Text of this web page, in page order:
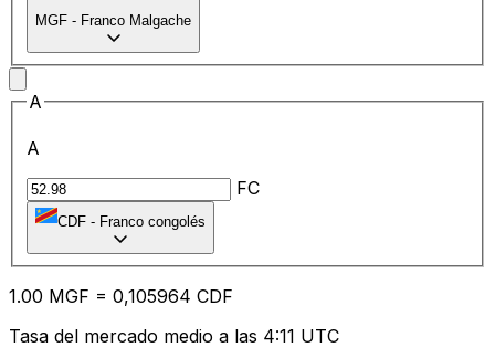
MGF - Franco Malgache
A
A
FC
CDF - Franco congolés
1.00 MGF = 0,105964 CDF
Tasa del mercado medio a las 4:11 UTC